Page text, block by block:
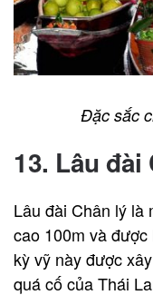
Đặc sắc
13. Lâu đài
Lâu đài Chân lý là
cao 100m và
kỳ vỹ này được
quá cố của Thái